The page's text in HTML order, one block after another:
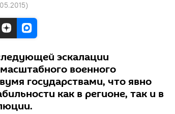
)
эскалации
военного
государствами, что явно
как в регионе, так и в